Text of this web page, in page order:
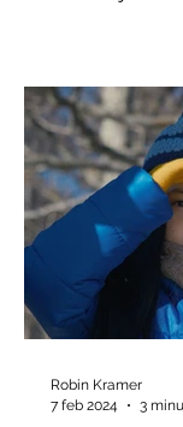
Robin Kramer
7 feb 2024
3